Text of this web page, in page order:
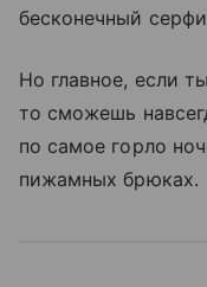
бесконечный
Но главное, если
то сможешь
по самое горло
пижамных брюках.